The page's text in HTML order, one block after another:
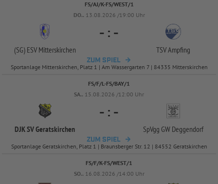
FS/AJ/K-FS/WEST/1
DO.. 13.08.2026 /19:00 Uhr
(SG) ESV Mitterskirchen
- : -
TSV Ampfing
ZUM SPIEL
Sportanlage Mitterskirchen, Platz 1 | Am Wassergarten 7 | 84335 Mitterskirchen
FS/F/L-FS/BAY/1
SA.. 15.08.2026 /12:00 Uhr
DJK SV Geratskirchen
- : -
SpVgg GW Deggendorf
ZUM SPIEL
Sportanlage Geratskirchen, Platz 1 | Braunsberger Str. 12 | 84552 Geratskirchen
FS/F/K-FS/WEST/1
SO.. 16.08.2026 /14:00 Uhr